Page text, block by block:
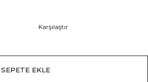
Karşılaştır